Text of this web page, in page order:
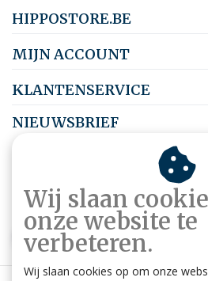
HIPPOSTORE.BE
MIJN ACCOUNT
KLANTENSERVICE
NIEUWSBRIEF
Abonneer je op onze nieuwsbrief om
ABONNEER
Wij slaan
onze website te
verbeteren.
Wij slaan cookies op om onze